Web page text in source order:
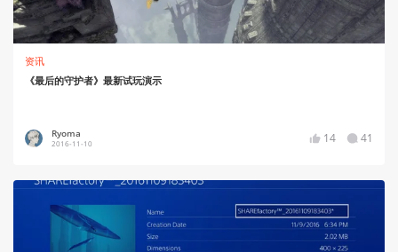
资讯
《最后的守护者》最新试玩演示
Ryoma
2016-11-10 14 41